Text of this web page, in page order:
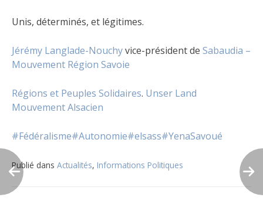
Unis, déterminés, et légitimes.
Jérémy Langlade-Nouchyvice-président de Sabaudia –
Mouvement Région Savoie
Régions et Peuples Solidaires. Unser Land
Mouvement Alsacien
#Fédéralisme#Autonomie#elsass#YenaSavoué
Publié dans Actualités, Informations Politiques
Navigation